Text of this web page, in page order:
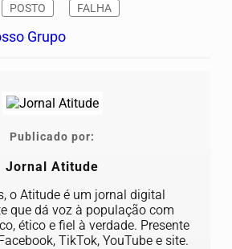
POSTO FALHA
Publicado por:
Jornal Atitude
o Atitude é um jornal digital
que dá voz à população com
ético e fiel à verdade. Presente
TikTok, YouTube e site.